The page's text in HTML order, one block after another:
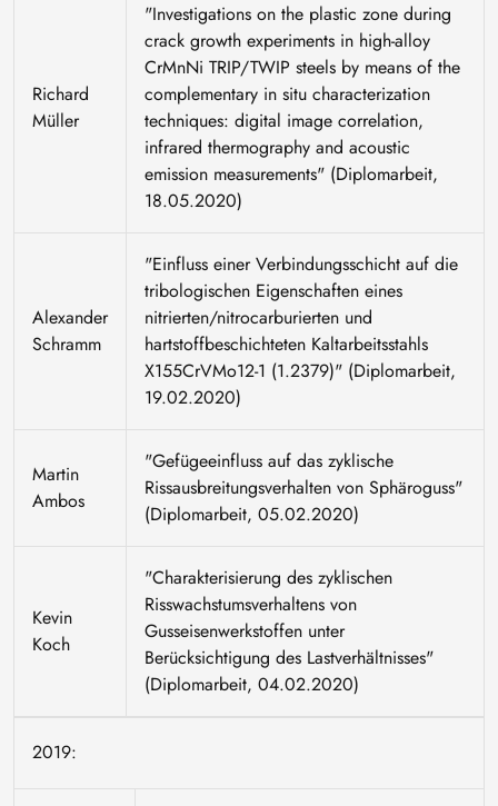
Richard
Müller
"Investigations on the plastic zone during
crack growth experiments in high-alloy
CrMnNi TRIP/TWIP steels by means of the
complementary in situ characterization
techniques: digital image correlation,
infrared thermography and acoustic
emission measurements" (Diplomarbeit,
18.05.2020)
Alexander
Schramm
"Einfluss einer Verbindungsschicht auf die
tribologischen Eigenschaften eines
nitrierten/nitrocarburierten und
hartstoffbeschichteten Kaltarbeitsstahls
X155CrVMo12-1 (1.2379)" (Diplomarbeit,
19.02.2020)
Martin
Ambos
"Gefügeeinfluss auf das zyklische
Rissausbreitungsverhalten von Sphäroguss"
(Diplomarbeit, 05.02.2020)
Kevin
Koch
"Charakterisierung des zyklischen
Risswachstumsverhaltens von
Gusseisenwerkstoffen unter
Berücksichtigung des Lastverhältnisses"
(Diplomarbeit, 04.02.2020)
2019: